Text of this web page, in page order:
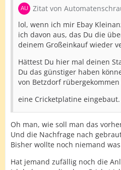
Zitat von
lol, wenn ich mir Ebay
ich davon aus, das Du die
deinem Großeinkauf wieder
Hättest Du hier mal deinen
Du das günstiger haben
von Betzdorf
eine Cricketplatine eingebaut.
Oh man, wie soll man das
Und die Nachfrage nach
Bisher wollte noch niemand
Hat jemand zufällig noch die